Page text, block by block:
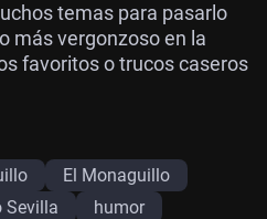
temas para pasarlo
más vergonzoso en la
favoritos o trucos caseros
El Monaguillo
Sevilla humor